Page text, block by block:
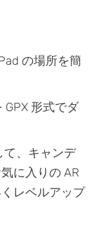
の場所を簡
GPX 形式でダ
て、キャンデ
に入りの AR
レベルアップ